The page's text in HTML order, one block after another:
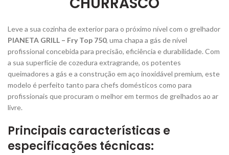
Leve a sua cozinha de exterior para o próximo nível com o grelhador
PIANETA GRILL – Fry Top 750, uma chapa a gás de nível
profissional concebida para precisão, eficiência e durabilidade. Com
a sua superfície de cozedura extragrande, os potentes
queimadores a gás e a construção em aço inoxidável premium, este
modelo é perfeito tanto para chefs domésticos como para
profissionais que procuram o melhor em termos de grelhados ao ar
livre.
Principais características e
especificações técnicas: